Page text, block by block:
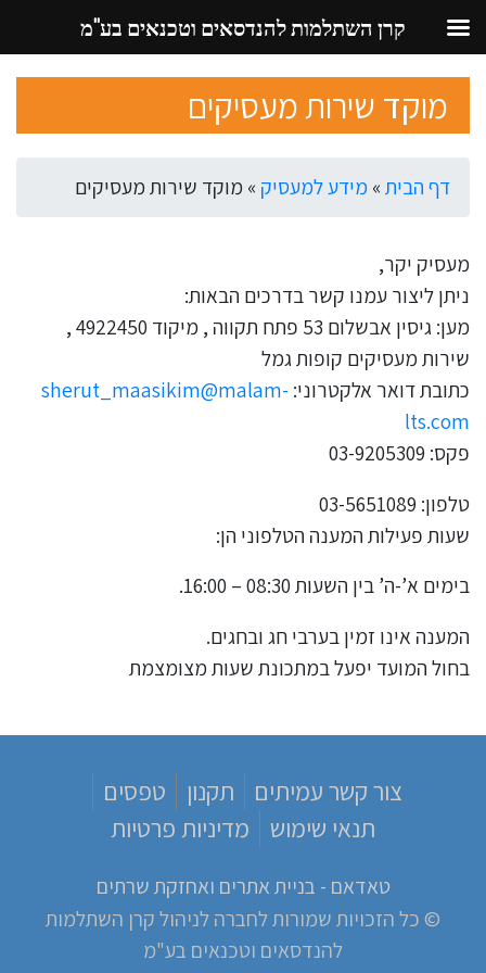
content
מוקד שירות מעסיקים
דף הבית»מידע למעסיק » מוקד שירות מעסיקים
מעסיק יקר,
ניתן ליצור עמנו קשר בדרכים הבאות:
מען: גיסין אבשלום 53 פתח תקווה , מיקוד 4922450 ,
שירות מעסיקים קופות גמל
כתובת דואר אלקטרוני: sherut_maasikim@malam-
lts.com
פקס: 03-9205309
טלפון: 03-5651089
שעות פעילות המענה הטלפוני הן:
בימים א’-ה’ בין השעות 08:30 – 16:00.
המענה אינו זמין בערבי חג ובחגים.
בחול המועד יפעל במתכונת שעות מצומצמת
צור קשר עמיתים תקנון
טפסים
תנאי שימוש
מדיניות פרטיות
טאדאם - בניית אתרים ואחזקת שרתים
© כל הזכויות שמורות לחברה לניהול קרן השתלמות
להנדסאים וטכנאים בע"מ
קרן השתלמות להנדסאים וטכנאים בע"מ